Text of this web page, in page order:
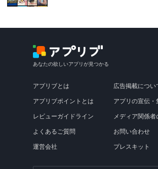
あなたの欲しいアプリが見つかる
アプリブとは
アプリブポイントとは
レビューガイドライン
よくあるご質問
運営会社
広告掲載につい
アプリの宣伝・
メディア関係者
お問い合わせ
プレスキット